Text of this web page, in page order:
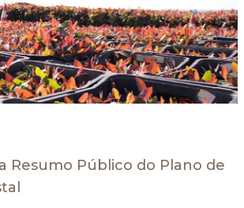
Resumo Público do Plano de